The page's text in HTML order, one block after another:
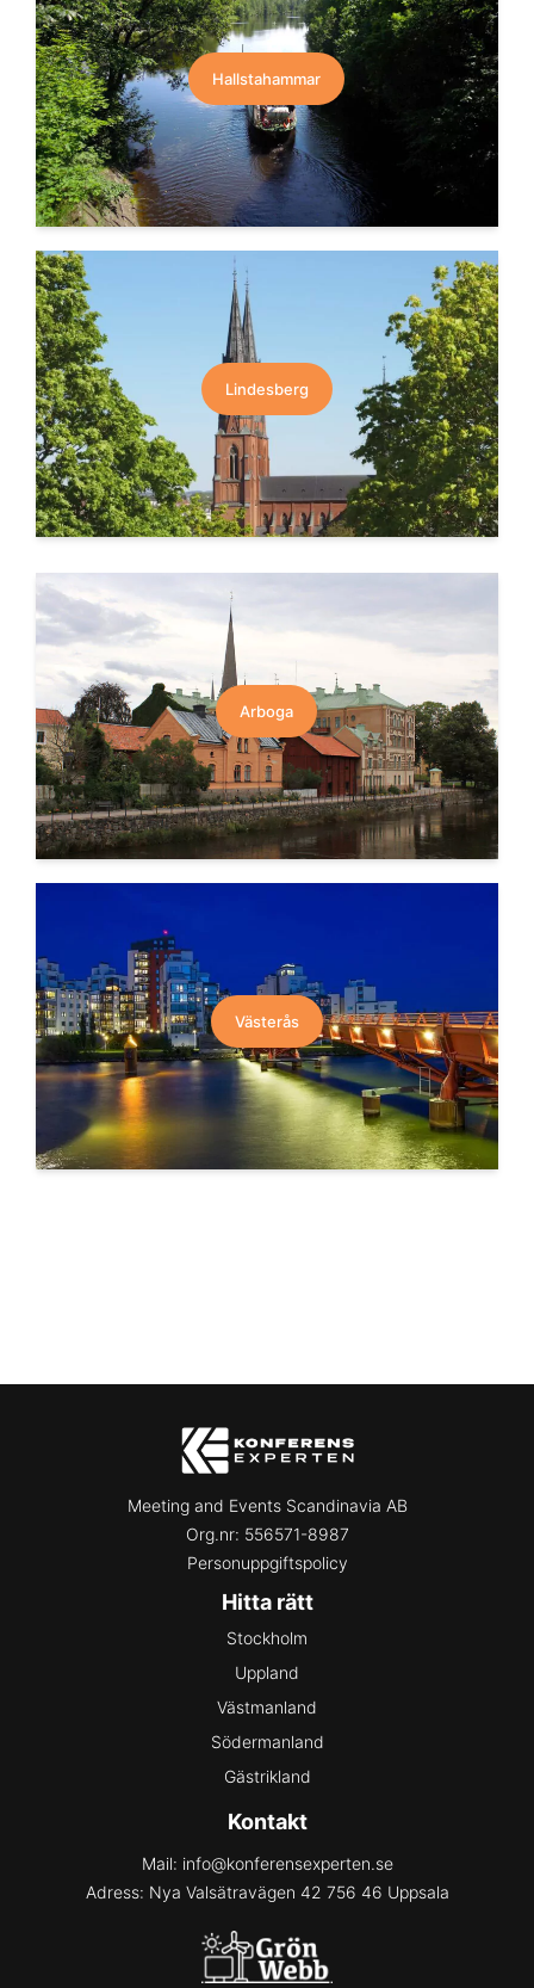
Hallstahammar
Lindesberg
Arboga
Västerås
Meeting and Events Scandinavia AB
Org.nr: 556571-8987
Personuppgiftspolicy
Hitta rätt
Stockholm
Uppland
Västmanland
Södermanland
Gästrikland
Kontakt
Mail: info@konferensexperten.se
Adress: Nya Valsätravägen 42 756 46 Uppsala